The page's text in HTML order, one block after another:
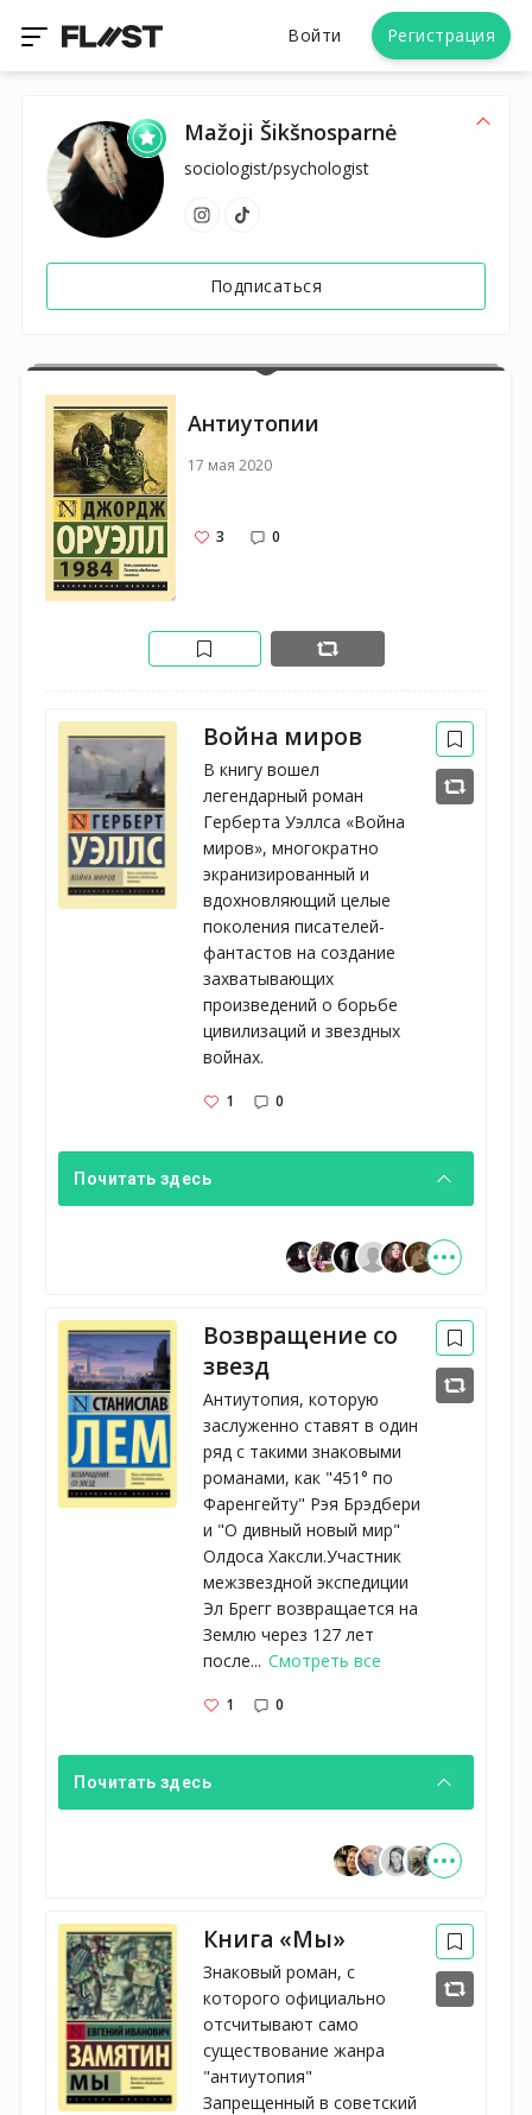
Войти Регистрация
Mažoji Šikšnosparnė
sociologist/psychologist
Подписаться
Антиутопии
17 мая 2020
3 0
Война миров
В книгу вошел
легендарный роман
Герберта Уэллса «Война
миров», многократно
экранизированный и
вдохновляющий целые
поколения писателей-
фантастов на создание
захватывающих
произведений о борьбе
цивилизаций и звездных
войнах.
1 0
Почитать здесь
Возвращение со
звезд
Антиутопия, которую
заслуженно ставят в один
ряд с такими знаковыми
романами, как "451° по
Фаренгейту" Рэя Брэдбери
и "О дивный новый мир"
Олдоса Хаксли.Участник
межзвездной экспедиции
Эл Брегг возвращается на
Землю через 127 лет
после... Смотреть все
1 0
Почитать здесь
Книга «Мы»
Знаковый роман, с
которого официально
отсчитывают само
существование жанра
"антиутопия"
Запрещенный в советский